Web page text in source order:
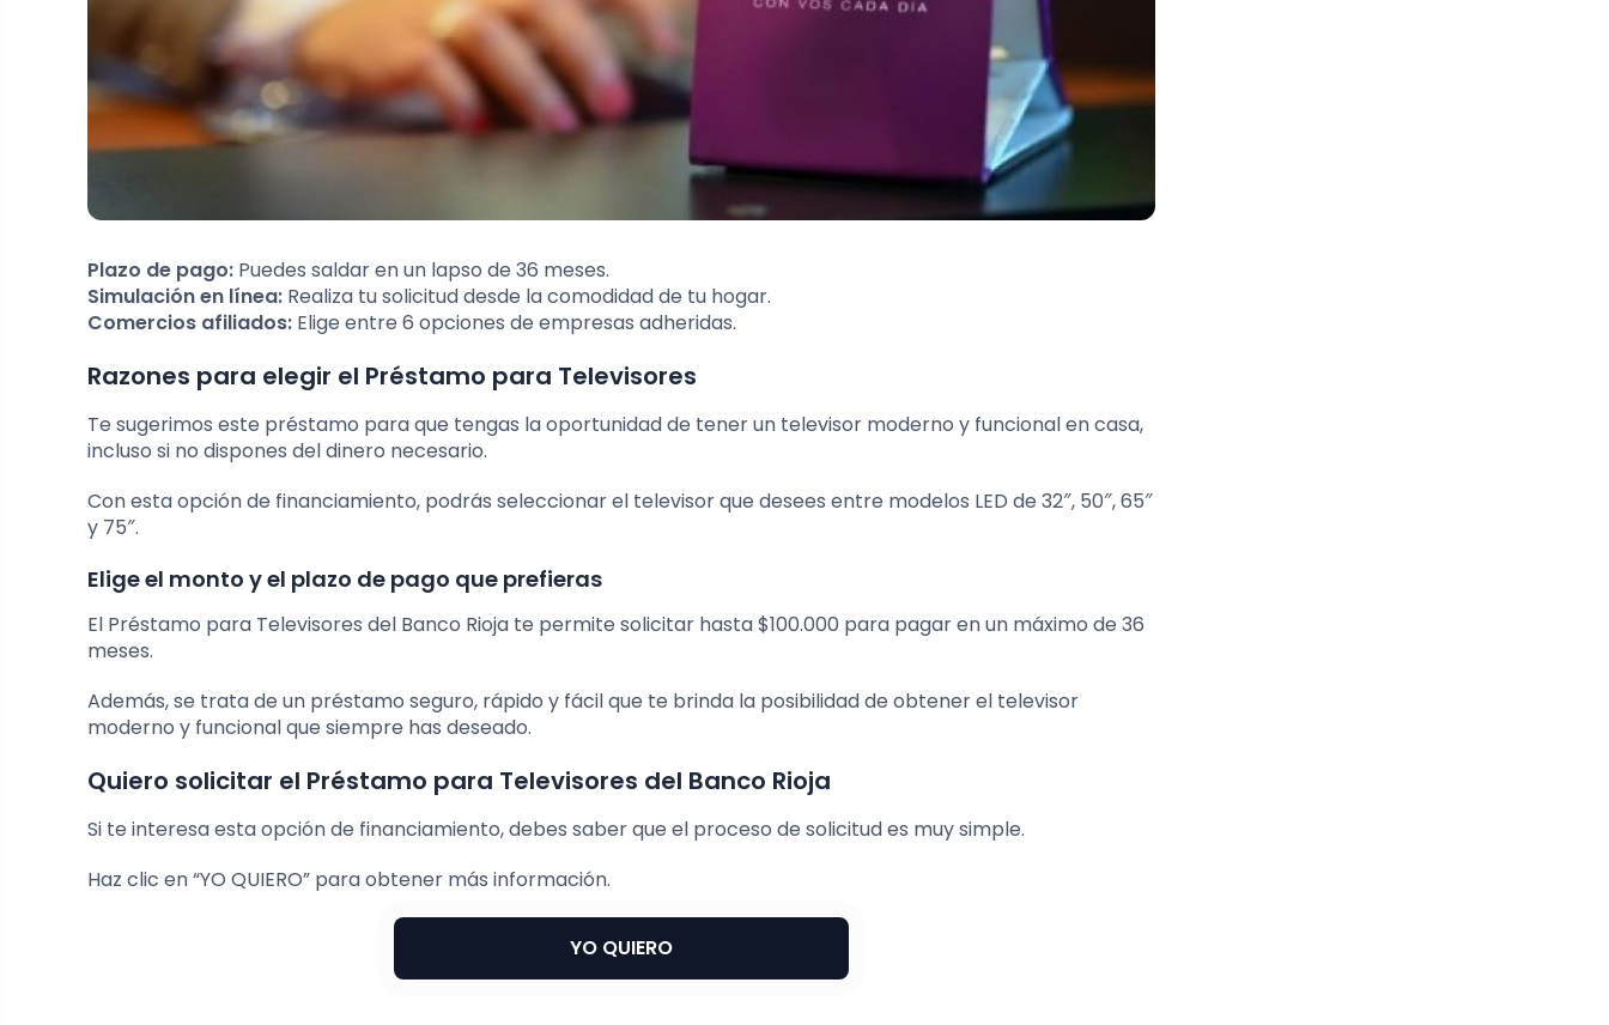
Plazo de pago: Puedes saldar en un lapso de 36 meses.
Simulación en línea: Realiza tu solicitud desde la comodidad de tu hogar.
Comercios afiliados: Elige entre 6 opciones de empresas adheridas.
Razones para elegir el Préstamo para Televisores
Te sugerimos este préstamo para que tengas la oportunidad de tener un televisor moderno y funcional en casa,
incluso si no dispones del dinero necesario.
Con esta opción de financiamiento, podrás seleccionar el televisor que desees entre modelos LED de 32″, 50″, 65″
y 75″.
Elige el monto y el plazo de pago que prefieras
El Préstamo para Televisores del Banco Rioja te permite solicitar hasta $100.000 para pagar en un máximo de 36
meses.
Además, se trata de un préstamo seguro, rápido y fácil que te brinda la posibilidad de obtener el televisor
moderno y funcional que siempre has deseado.
Quiero solicitar el Préstamo para Televisores del Banco Rioja
Si te interesa esta opción de financiamiento, debes saber que el proceso de solicitud es muy simple.
Haz clic en “YO QUIERO” para obtener más información.
YO QUIERO